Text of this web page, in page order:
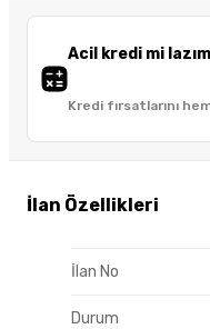
Acil kredi mi
Kredi fırsatlarını
İlan Özellikleri
İlan No
Durum